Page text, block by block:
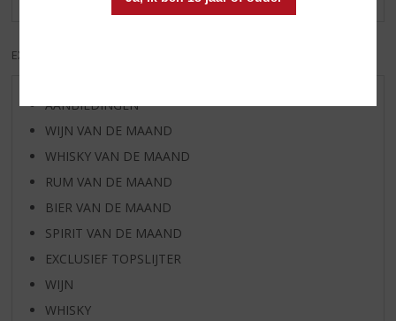
EXCL. BTW
AANBIEDINGEN
WIJN VAN DE MAAND
WHISKY VAN DE MAAND
RUM VAN DE MAAND
BIER VAN DE MAAND
SPIRIT VAN DE MAAND
EXCLUSIEF TOPSLIJTER
WIJN
WHISKY